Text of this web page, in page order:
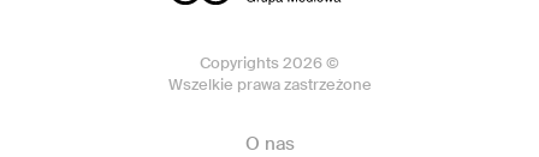
Copyrights 2026 ©
Wszelkie prawa zastrzeżone
O nas